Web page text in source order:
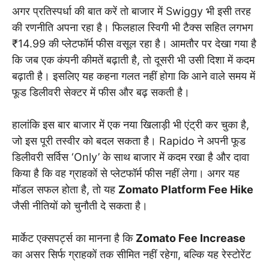
अगर प्रतिस्पर्धा की बात करें तो बाजार में Swiggy भी इसी तरह
की रणनीति अपना रहा है। फिलहाल स्विगी भी टैक्स सहित लगभग
₹14.99 की प्लेटफॉर्म फीस वसूल रहा है। आमतौर पर देखा गया है
कि जब एक कंपनी कीमतें बढ़ाती है, तो दूसरी भी उसी दिशा में कदम
बढ़ाती है। इसलिए यह कहना गलत नहीं होगा कि आने वाले समय में
फूड डिलीवरी सेक्टर में फीस और बढ़ सकती है।
हालांकि इस बार बाजार में एक नया खिलाड़ी भी एंट्री कर चुका है,
जो इस पूरी तस्वीर को बदल सकता है। Rapido ने अपनी फूड
डिलीवरी सर्विस ‘Only’ के साथ बाजार में कदम रखा है और दावा
किया है कि वह ग्राहकों से प्लेटफॉर्म फीस नहीं लेगा। अगर यह
मॉडल सफल होता है, तो यह Zomato Platform Fee Hike
जैसी नीतियों को चुनौती दे सकता है।
मार्केट एक्सपर्ट्स का मानना है कि Zomato Fee Increase
का असर सिर्फ ग्राहकों तक सीमित नहीं रहेगा, बल्कि यह रेस्टोरेंट